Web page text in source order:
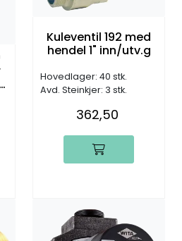
Kuleventil 192 med
hendel 1" inn/utv.g
Hovedlager: 40 stk.
Avd. Steinkjer: 3 stk.
362,50